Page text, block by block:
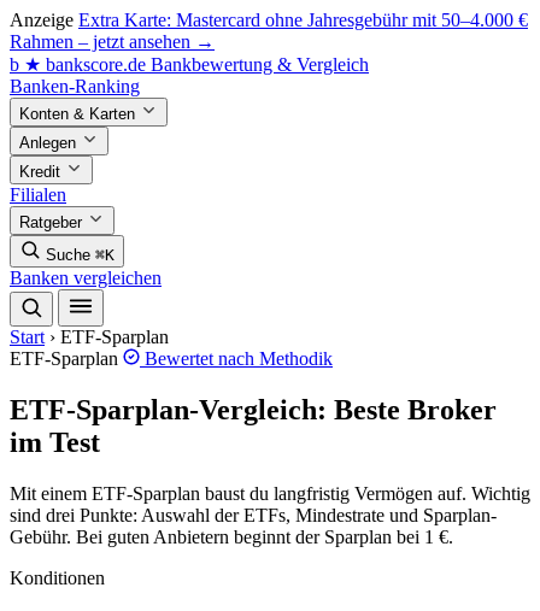
Anzeige Extra Karte: Mastercard ohne Jahresgebühr mit 50–4.000 €
Rahmen – jetzt ansehen →
b ★ bankscore.de Bankbewertung & Vergleich
Banken-Ranking
Konten & Karten
Anlegen
Kredit
Filialen
Ratgeber
Suche ⌘K
Banken vergleichen
Start › ETF-Sparplan
ETF-Sparplan
Bewertet nach Methodik
ETF-Sparplan-Vergleich: Beste Broker
im Test
Mit einem ETF-Sparplan baust du langfristig Vermögen auf. Wichtig
sind drei Punkte: Auswahl der ETFs, Mindestrate und Sparplan-
Gebühr. Bei guten Anbietern beginnt der Sparplan bei 1 €.
Konditionen